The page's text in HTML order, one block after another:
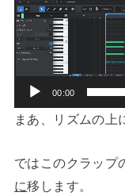
レ
ー
ヤ
00:00
まあ、リズムの上
ではこのクラップ
に移します。